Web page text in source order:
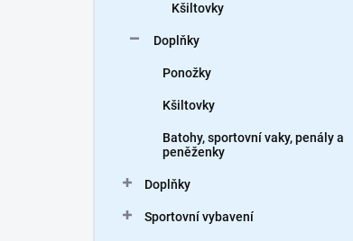
Kšiltovky
Doplňky
Ponožky
Kšiltovky
Batohy, sportovní vaky, penály a
peněženky
Doplňky
Sportovní vybavení